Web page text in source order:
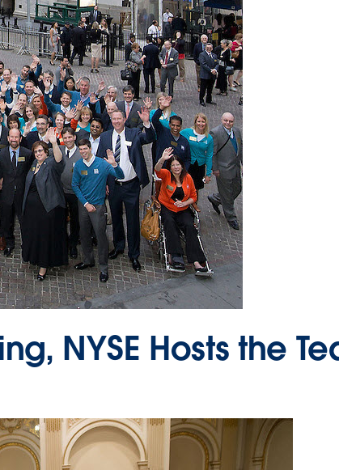
NYSE Hosts the